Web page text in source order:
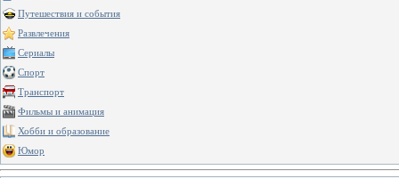
Путешествия и события
Развлечения
Сериалы
Спорт
Транспорт
Фильмы и анимация
Хобби и образование
Юмор